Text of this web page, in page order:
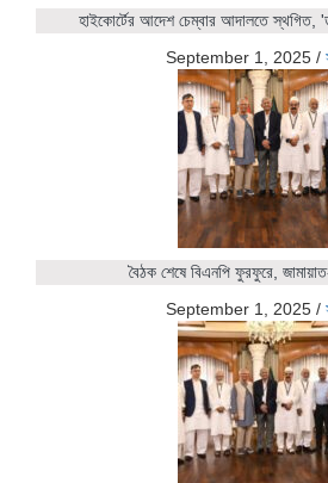
হাইকোর্টের আদেশ চেম্বার আদালতে স্থগিত,
September 1, 2025 /
বৈঠক শেষে বিএনপি ফুরফুরে,
September 1, 2025 /